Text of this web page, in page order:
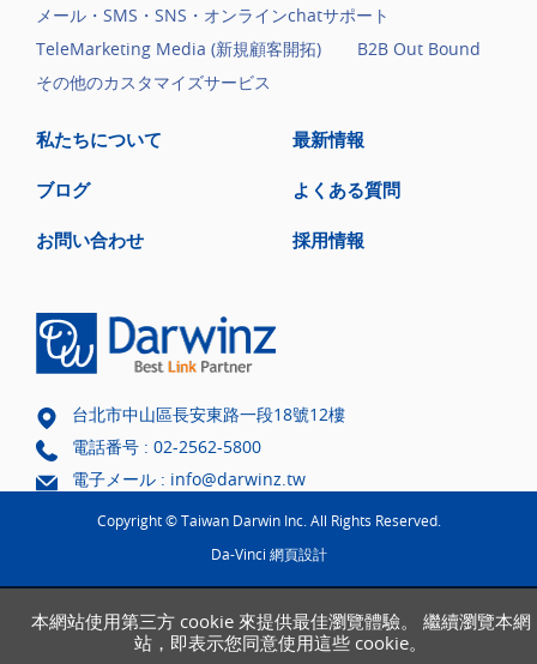
本網站使用第三方 cookie 來提供最佳瀏覽體驗。 繼續瀏覽本網
站，即表示您同意使用這些 cookie。
メール・SMS・SNS・オンラインchatサポート
TeleMarketing Media (新規顧客開拓)
B2B Out Bound
その他のカスタマイズサービス
私たちについて 最新情報
ブログ よくある質問
お問い合わせ 採用情報
台北市中山區長安東路一段18號12樓
電話番号 : 02-2562-5800
電子メール : info@darwinz.tw
Copyright © Taiwan Darwin Inc. All Rights Reserved.
Da-Vinci 網頁設計